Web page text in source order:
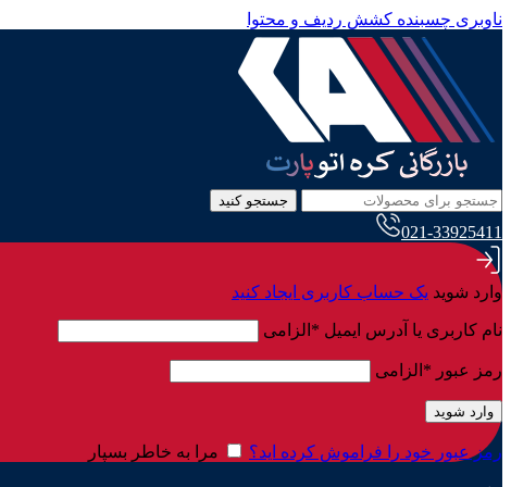
ناوبری چسبنده کشش ردیف و محتوا
جستجو کنید
021-33925411
وارد شوید یک حساب کاربری ایجاد کنید
نام کاربری یا آدرس ایمیل * الزامی
رمز عبور * الزامی
وارد شوید
رمز عبور خود را فراموش کرده اید؟ مرا به خاطر بسپار